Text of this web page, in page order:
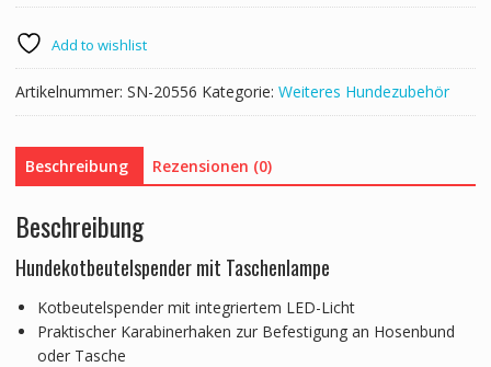
MengeAdd to wishlist
Artikelnummer: SN-20556 Kategorie: Weiteres Hundezubehör
Beschreibung Rezensionen (0)
Beschreibung
Hundekotbeutelspender mit Taschenlampe
Kotbeutelspender mit integriertem LED-Licht
Praktischer Karabinerhaken zur Befestigung an Hosenbund
oder Tasche